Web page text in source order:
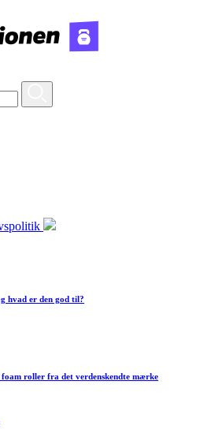
hvad er den god til?
roller fra det verdenskendte mærke